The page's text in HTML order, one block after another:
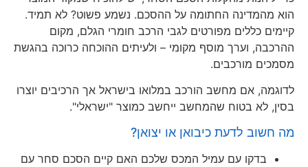
הוא מהמדינה החתומה על ההסכם. נשמע פשוט? לא תמיד.
קיימים כללים מפורטים לגבי הרכב חומרי הגלם, מקום
ההרכבה, וערך מוסף מקומי – ולעיתים ההוכחה כרוכה בהגשת
מסמכים מורכבים.
לדוגמה, אם מחשב הורכב במלואו בישראל אך הרכיבים יוצרו
בסין, לא בטוח שהמחשב ייחשב כמוצר "ישראלי".
מה חשוב לדעת כיבואן או יצואן?
בדקו עם עמיל המכס שלכם האם קיים הסכם סחר עם